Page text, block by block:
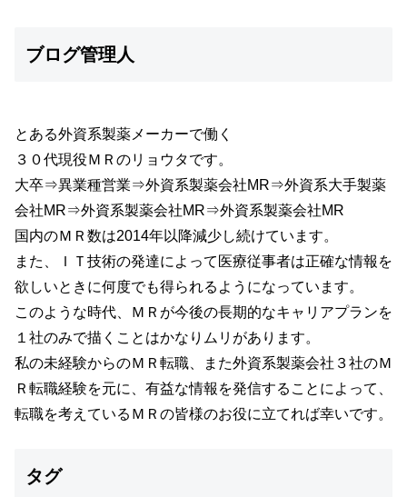
ブログ管理人
とある外資系製薬メーカーで働く
３０代現役ＭＲのリョウタです。
大卒⇒異業種営業⇒外資系製薬会社MR⇒外資系大手製薬
会社MR⇒外資系製薬会社MR⇒外資系製薬会社MR
国内のＭＲ数は2014年以降減少し続けています。
また、ＩＴ技術の発達によって医療従事者は正確な情報を
欲しいときに何度でも得られるようになっています。
このような時代、ＭＲが今後の長期的なキャリアプランを
１社のみで描くことはかなりムリがあります。
私の未経験からのＭＲ転職、また外資系製薬会社３社のＭ
Ｒ転職経験を元に、有益な情報を発信することによって、
転職を考えているＭＲの皆様のお役に立てれば幸いです。
タグ